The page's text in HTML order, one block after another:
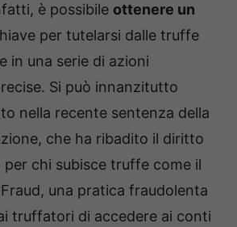
è possibile ottenere un
per tutelarsi dalle truffe
in una serie di azioni
Si può innanzitutto
nella recente sentenza della
che ha ribadito il diritto
per chi subisce truffe come il
una pratica fraudolenta
truffatori di accedere ai conti